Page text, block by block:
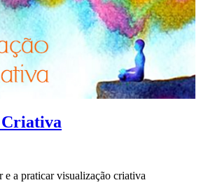
e a praticar visualização criativa